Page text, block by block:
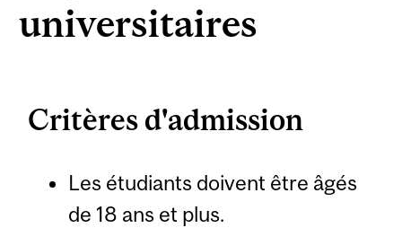
universitaires
Critères d'admission
Les étudiants doivent être âgés
de 18 ans et plus.